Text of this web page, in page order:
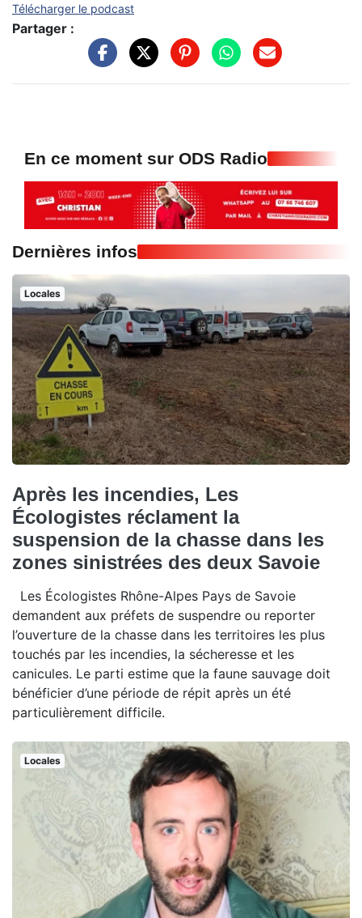
Télécharger le podcast
Partager :
En ce moment sur ODS Radio
Dernières infos
Locales
Après les incendies, Les
Écologistes réclament la
suspension de la chasse dans les
zones sinistrées des deux Savoie
Les Écologistes Rhône-Alpes Pays de Savoie
demandent aux préfets de suspendre ou reporter
l’ouverture de la chasse dans les territoires les plus
touchés par les incendies, la sécheresse et les
canicules. Le parti estime que la faune sauvage doit
bénéficier d’une période de répit après un été
particulièrement difficile.
Locales